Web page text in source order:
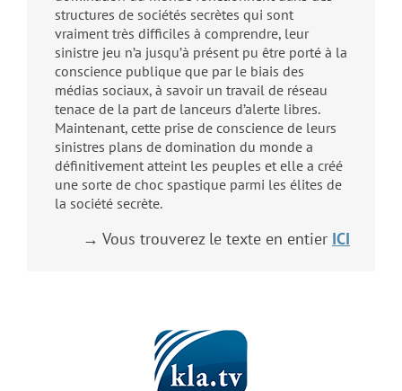
structures de sociétés secrètes qui sont
vraiment très difficiles à comprendre, leur
sinistre jeu n’a jusqu’à présent pu être porté à la
conscience publique que par le biais des
médias sociaux, à savoir un travail de réseau
tenace de la part de lanceurs d’alerte libres.
Maintenant, cette prise de conscience de leurs
sinistres plans de domination du monde a
définitivement atteint les peuples et elle a créé
une sorte de choc spastique parmi les élites de
la société secrète.
→ Vous trouverez le texte en entier ICI